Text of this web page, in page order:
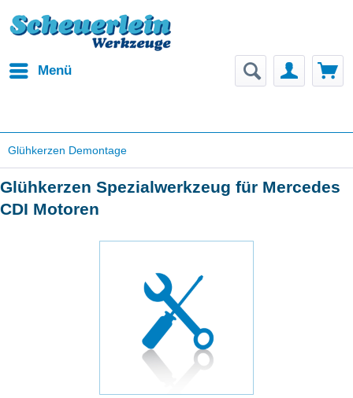
Menü
Glühkerzen Demontage
Glühkerzen Spezialwerkzeug für Mercedes
CDI Motoren